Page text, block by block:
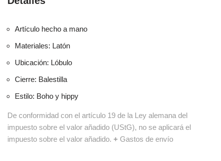
Artículo hecho a mano
Materiales: Latón
Ubicación: Lóbulo
Cierre: Balestilla
Estilo: Boho y hippy
De conformidad con el artículo 19 de la Ley alemana del
impuesto sobre el valor añadido (UStG), no se aplicará el
impuesto sobre el valor añadido. + Gastos de envío